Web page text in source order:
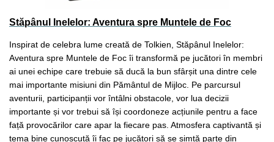
Stăpânul Inelelor: Aventura spre Muntele de Foc
Inspirat de celebra lume creată de Tolkien, Stăpânul Inelelor:
Aventura spre Muntele de Foc îi transformă pe jucători în membri
ai unei echipe care trebuie să ducă la bun sfârșit una dintre cele
mai importante misiuni din Pământul de Mijloc. Pe parcursul
aventurii, participanții vor întâlni obstacole, vor lua decizii
importante și vor trebui să își coordoneze acțiunile pentru a face
față provocărilor care apar la fiecare pas. Atmosfera captivantă și
tema bine cunoscută îi fac pe jucători să se simtă parte din